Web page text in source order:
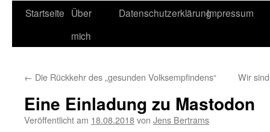
Startseite Über
mich
DatenschutzerklärungImpressum
← Die Rückkehr des „gesunden Volksempfindens“ Wir
Eine Einladung zu Mastodon
Veröffentlicht am 18.08.2018von Jens Bertrams